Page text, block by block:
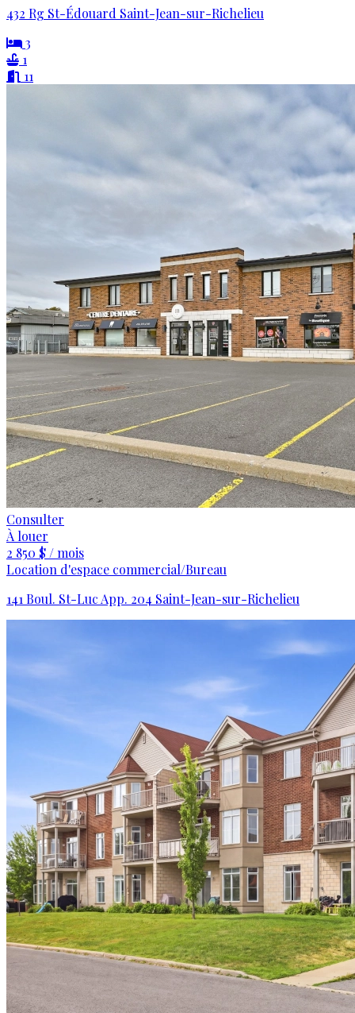
432 Rg St-Édouard Saint-Jean-sur-Richelieu
3
1
11
Consulter
À louer
2 850 $ / mois
Location d'espace commercial/Bureau
141 Boul. St-Luc App. 204 Saint-Jean-sur-Richelieu